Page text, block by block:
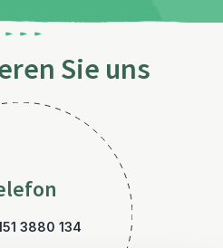
Sie uns
3880 134